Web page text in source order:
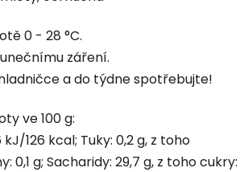
0 - 28 °C.
záření.
a do týdne spotřebujte!
ve 100 g:
126 kcal; Tuky: 0,2 g, z toho
0,1 g; Sacharidy: 29,7 g, z toho cukry: